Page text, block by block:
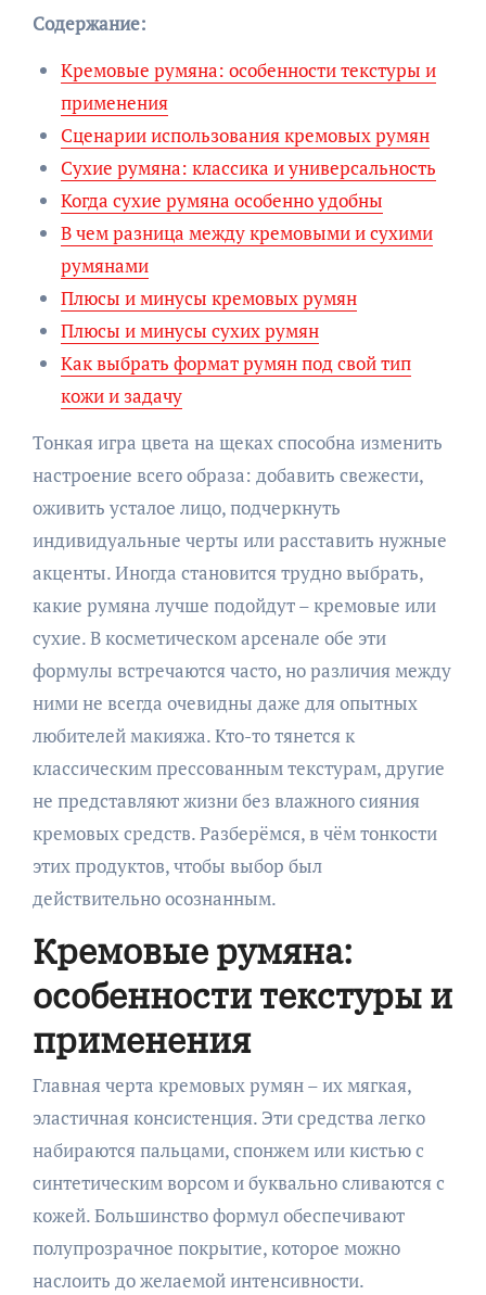
Содержание:
Кремовые румяна: особенности текстуры и
применения
Сценарии использования кремовых румян
Сухие румяна: классика и универсальность
Когда сухие румяна особенно удобны
В чем разница между кремовыми и сухими
румянами
Плюсы и минусы кремовых румян
Плюсы и минусы сухих румян
Как выбрать формат румян под свой тип
кожи и задачу
Тонкая игра цвета на щеках способна изменить
настроение всего образа: добавить свежести,
оживить усталое лицо, подчеркнуть
индивидуальные черты или расставить нужные
акценты. Иногда становится трудно выбрать,
какие румяна лучше подойдут – кремовые или
сухие. В косметическом арсенале обе эти
формулы встречаются часто, но различия между
ними не всегда очевидны даже для опытных
любителей макияжа. Кто-то тянется к
классическим прессованным текстурам, другие
не представляют жизни без влажного сияния
кремовых средств. Разберёмся, в чём тонкости
этих продуктов, чтобы выбор был
действительно осознанным.
Кремовые румяна:
особенности текстуры и
применения
Главная черта кремовых румян – их мягкая,
эластичная консистенция. Эти средства легко
набираются пальцами, спонжем или кистью с
синтетическим ворсом и буквально сливаются с
кожей. Большинство формул обеспечивают
полупрозрачное покрытие, которое можно
наслоить до желаемой интенсивности.